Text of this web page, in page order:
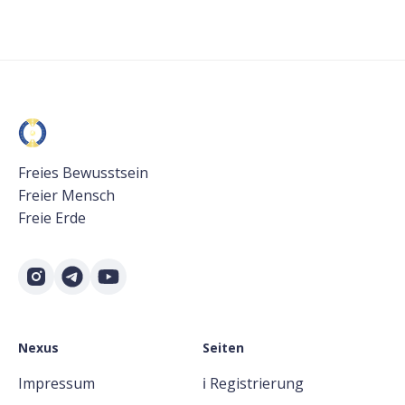
Freies Bewusstsein
Freier Mensch
Freie Erde
Nexus
Impressum
Seiten
ℹ️ Registrierung